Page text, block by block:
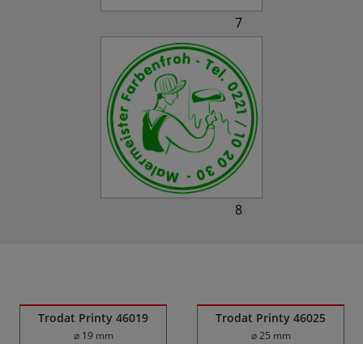
7
8
Trodat Printy 46019
⌀ 19 mm
Trodat Printy 46025
⌀ 25 mm